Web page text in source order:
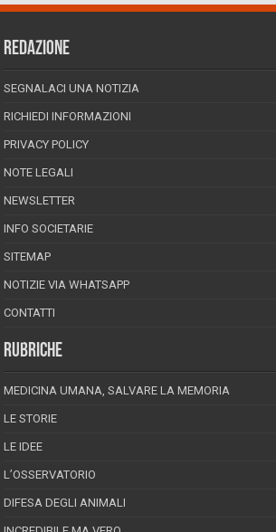
REDAZIONE
SEGNALACI UNA NOTIZIA
RICHIEDI INFORMAZIONI
PRIVACY POLICY
NOTE LEGALI
NEWSLETTER
INFO SOCIETARIE
SITEMAP
NOTIZIE VIA WHATSAPP
CONTATTI
RUBRICHE
MEDICINA UMANA, SALVARE LA MEMORIA
LE STORIE
LE IDEE
L’OSSERVATORIO
DIFESA DEGLI ANIMALI